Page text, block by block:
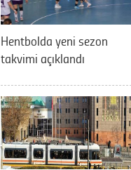
Hentbolda yeni sezon
takvimi açıklandı